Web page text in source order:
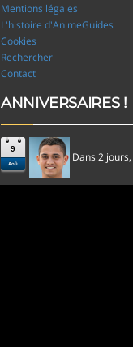
Mentions légales
L'histoire d'AnimeGuides
Cookies
Rechercher
Contact
ANNIVERSAIRES !
9
Aoû
Dans 2 jours,